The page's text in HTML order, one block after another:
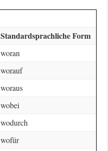
Standardsprachliche Form
woran
worauf
woraus
wobei
wodurch
wofür